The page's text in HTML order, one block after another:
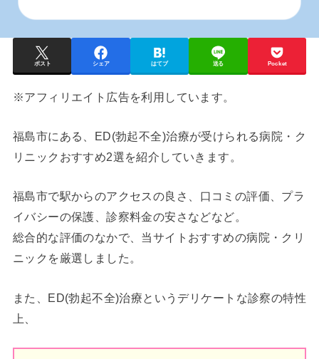
ポスト シェア はてブ 送る Pocket
※アフィリエイト広告を利用しています。
福島市にある、ED(勃起不全)治療が受けられる病院・ク
リニックおすすめ2選を紹介していきます。
福島市で駅からのアクセスの良さ、口コミの評価、プラ
イバシーの保護、診察料金の安さなどなど。
総合的な評価のなかで、当サイトおすすめの病院・クリ
ニックを厳選しました。
また、ED(勃起不全)治療というデリケートな診察の特性
上、